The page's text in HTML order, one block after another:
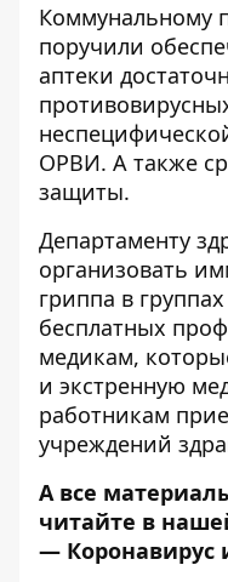
Коммунальному
поручили
аптеки
ОРВИ. А также
защиты.
Департаменту
организовать
гриппа в
бесплатных
медикам,
и экстренную
работникам
учреждений
А все
читайте в
— Коронавирус